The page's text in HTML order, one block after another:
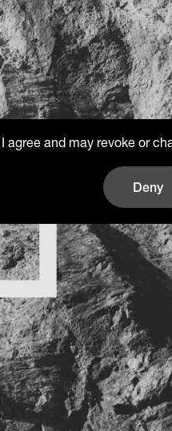
and may revoke or
Deny